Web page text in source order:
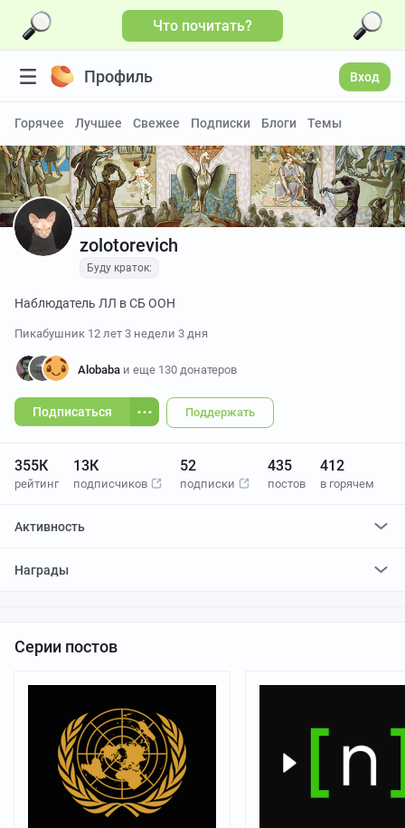
Что почитать?
Профиль Вход
Горячее Лучшее Свежее Подписки Блоги Темы
zolotorevich
Буду краток:
Наблюдатель ЛЛ в СБ ООН
Пикабушник 12 лет 3 недели 3 дня
Alobaba и еще 130 донатеров
Подписаться Поддержать
355К
рейтинг
13К
подписчиков
52
подписки
435
постов
412
в горячем
Активность
отредактировал
Награды
Серии постов